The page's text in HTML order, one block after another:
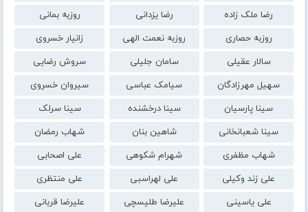
رضا ملک زاده
رضا یزدانی
روزبه بمانی
روزبه حصاری
روزبه نعمت الهی
زانیار خسروی
سالار عقیلی
سامان جلیلی
سروش رضایی
سهیل مهرزادگان
سیامک عباسی
سیروان خسروی
سینا پارسیان
سینا درخشنده
سینا سرلک
سینا شعبانخانی
شاهین بنان
شهاب رمضان
شهاب مظفری
شهرام شکوهی
علی اصحابی
علی زند وکیلی
علی لهراسبی
علی منتظری
علی یاسینی
علیرضا طلیسچی
علیرضا قربانی